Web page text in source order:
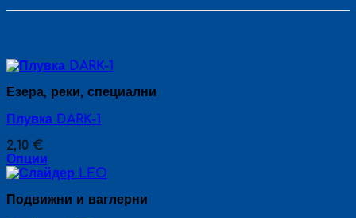
Езера, реки, специални
Плувка DARK-1
2,10 €
Опции
This
has
Подвижни и ваглерни